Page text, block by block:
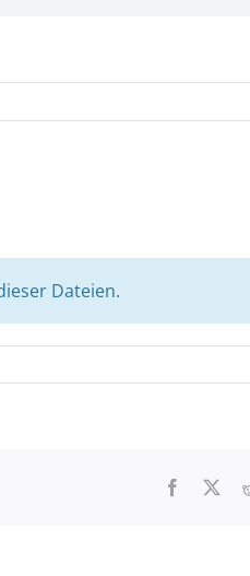
Dateien.
Facebook